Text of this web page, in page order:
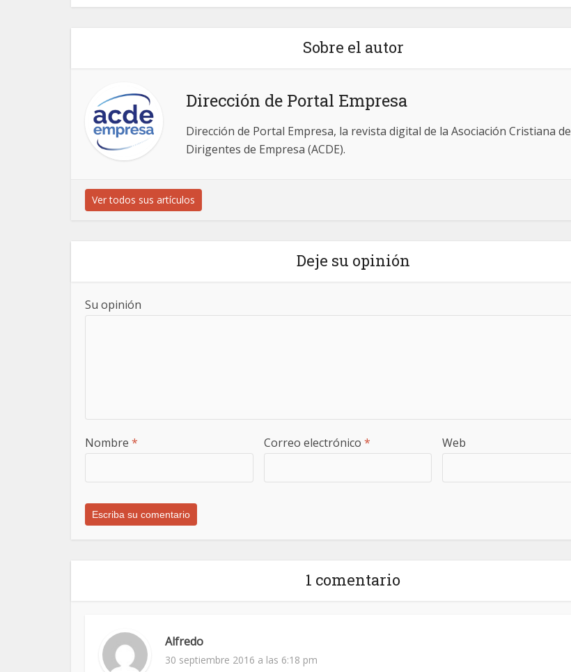
Sobre el autor
Dirección de Portal Empresa
Dirección de Portal Empresa, la revista digital de la Asociación Cristiana de
Dirigentes de Empresa (ACDE).
Ver todos sus artículos
Deje su opinión
Su opinión
Nombre * Correo electrónico * Web
1 comentario
Alfredo
30 septiembre 2016 a las 6:18 pm